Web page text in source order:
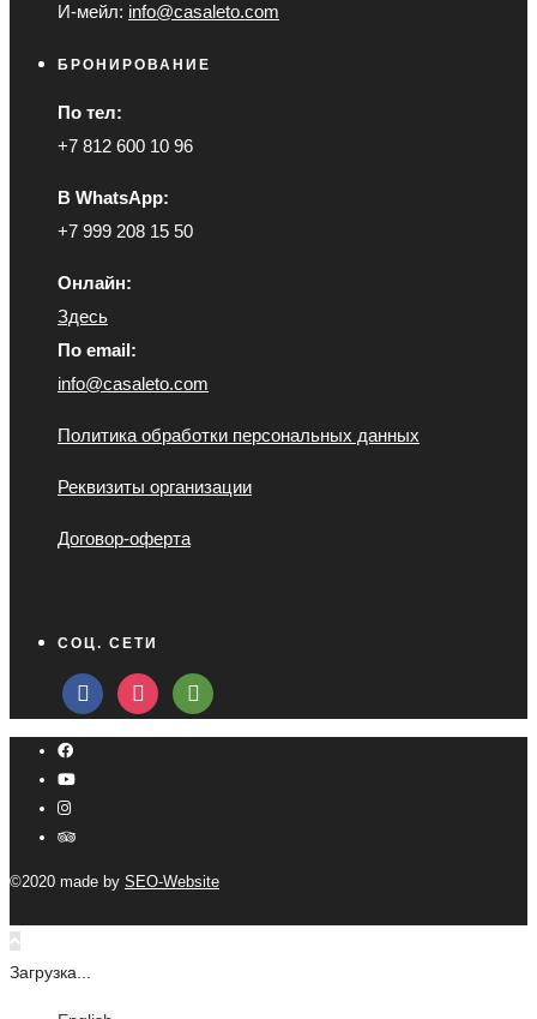
И-мейл: info@casaleto.com
БРОНИРОВАНИЕ
По тел:
+7 812 600 10 96
В WhatsApp:
+7 999 208 15 50
Онлайн:
Здесь
По email:
info@casaleto.com
Политика обработки персональных данных
Реквизиты организации
Договор-оферта
СОЦ. СЕТИ
facebookinstagramtripadvisor
©2020 made by SEO-Website
Загрузка...